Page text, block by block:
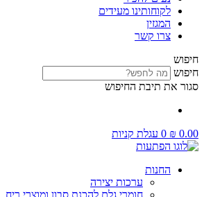
לקוחותינו מעידים
המגזין
צרו קשר
חיפוש
חיפוש
סגור את תיבת החיפוש
₪ 0.00
0 עגלת קניות
החנות
ערכות יצירה
חומרי גלם להכנת סבון ומוצרי ריח